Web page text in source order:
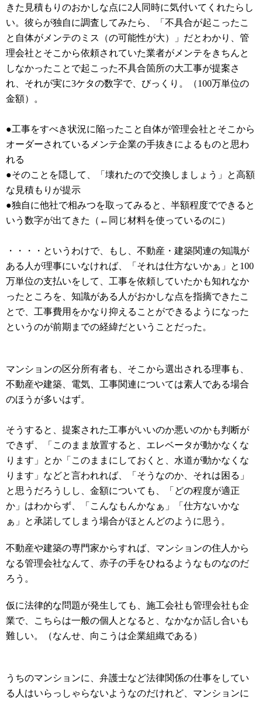
きた見積もりのおかしな点に2人同時に気付いてくれたらし
い。彼らが独自に調査してみたら、「不具合が起こったこ
と自体がメンテのミス（の可能性が大）」だとわかり、管
理会社とそこから依頼されていた業者がメンテをきちんと
しなかったことで起こった不具合箇所の大工事が提案さ
れ、それが実に3ケタの数字で、びっくり。（100万単位の
金額）。
●工事をすべき状況に陥ったこと自体が管理会社とそこから
オーダーされているメンテ企業の手抜きによるものと思わ
れる
●そのことを隠して、「壊れたので交換しましょう」と高額
な見積もりが提示
●独自に他社で相みつを取ってみると、半額程度でできると
いう数字が出てきた（←同じ材料を使っているのに）
・・・・というわけで、もし、不動産・建築関連の知識が
ある人が理事にいなければ、「それは仕方ないかぁ」と100
万単位の支払いをして、工事を依頼していたかも知れなか
ったところを、知識がある人がおかしな点を指摘できたこ
とで、工事費用をかなり抑えることができるようになった
というのが前期までの経緯だということだった。
マンションの区分所有者も、そこから選出される理事も、
不動産や建築、電気、工事関連については素人である場合
のほうが多いはず。
そうすると、提案された工事がいいのか悪いのかも判断が
できず、「このまま放置すると、エレベータが動かなくな
ります」とか「このままにしておくと、水道が動かなくな
ります」などと言われれば、「そうなのか、それは困る」
と思うだろうしし、金額についても、「どの程度が適正
か」はわからず、「こんなもんかなぁ」「仕方ないかな
ぁ」と承諾してしまう場合がほとんどのように思う。
不動産や建築の専門家からすれば、マンションの住人から
なる管理会社なんて、赤子の手をひねるようなものなのだ
ろう。
仮に法律的な問題が発生しても、施工会社も管理会社も企
業で、こちらは一般の個人となると、なかなか話し合いも
難しい。（なんせ、向こうは企業組織である）
うちのマンションに、弁護士など法律関係の仕事をしてい
る人はいらっしゃらないようなのだけれど、マンションに